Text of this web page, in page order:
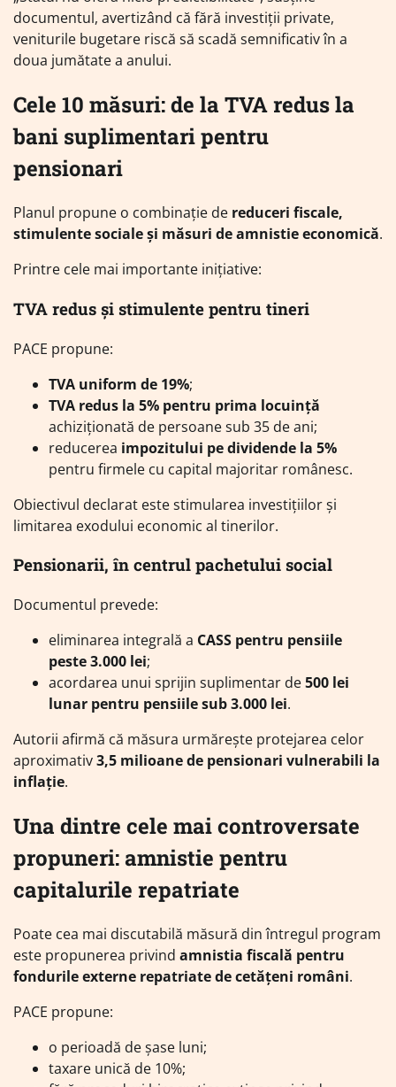
documentul, avertizând că fără investiții private,
veniturile bugetare riscă să scadă semnificativ în a
doua jumătate a anului.
Cele 10 măsuri: de la TVA redus la
bani suplimentari pentru
pensionari
Planul propune o combinație de reduceri fiscale,
stimulente sociale și măsuri de amnistie economică.
Printre cele mai importante inițiative:
TVA redus și stimulente pentru tineri
PACE propune:
TVA uniform de 19%;
TVA redus la 5% pentru prima locuință
achiziționată de persoane sub 35 de ani;
reducerea impozitului pe dividende la 5%
pentru firmele cu capital majoritar românesc.
Obiectivul declarat este stimularea investițiilor și
limitarea exodului economic al tinerilor.
Pensionarii, în centrul pachetului social
Documentul prevede:
eliminarea integrală a CASS pentru pensiile
peste 3.000 lei;
acordarea unui sprijin suplimentar de500 lei
lunar pentru pensiile sub 3.000 lei.
Autorii afirmă că măsura urmărește protejarea celor
aproximativ3,5 milioane de pensionari vulnerabili la
inflație.
Una dintre cele mai controversate
propuneri: amnistie pentru
capitalurile repatriate
Poate cea mai discutabilă măsură din întregul program
este propunerea privind amnistia fiscală pentru
fondurile externe repatriate de cetățeni români.
PACE propune:
o perioadă de șase luni;
taxare unică de 10%;